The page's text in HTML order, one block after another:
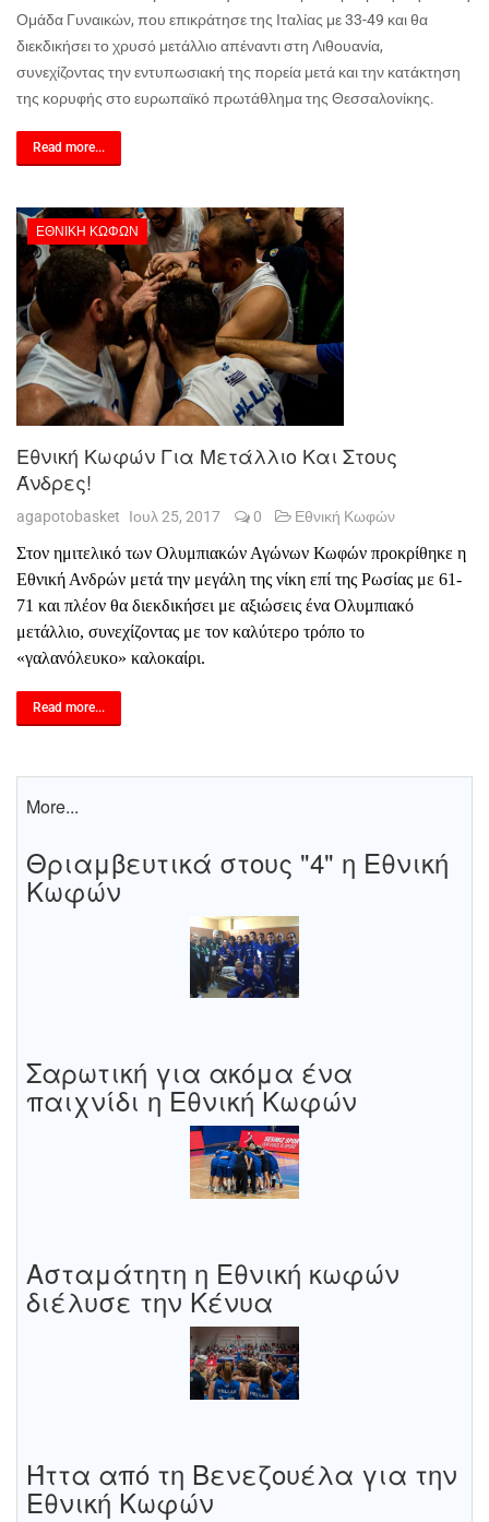
Ομάδα Γυναικών, που επικράτησε της Ιταλίας με 33-49 και θα
διεκδικήσει το χρυσό μετάλλιο απέναντι στη Λιθουανία,
συνεχίζοντας την εντυπωσιακή της πορεία μετά και την κατάκτηση
της κορυφής στο ευρωπαϊκό πρωτάθλημα της Θεσσαλονίκης.
Read more...
ΕΘΝΙΚΉ ΚΩΦΏΝ
Εθνική Κωφών Για Μετάλλιο Και Στους
Άνδρες!
agapotobasket Ιουλ 25, 2017 0 Εθνική Κωφών
Στον ημιτελικό των Ολυμπιακών Αγώνων Κωφών προκρίθηκε η
Εθνική Ανδρών μετά την μεγάλη της νίκη επί της Ρωσίας με 61-
71 και πλέον θα διεκδικήσει με αξιώσεις ένα Ολυμπιακό
μετάλλιο, συνεχίζοντας με τον καλύτερο τρόπο το
«γαλανόλευκο» καλοκαίρι.
Read more...
More...
Θριαμβευτικά στους "4" η Εθνική
Κωφών
Σαρωτική για ακόμα ένα
παιχνίδι η Εθνική Κωφών
Ασταμάτητη η Εθνική κωφών
διέλυσε την Κένυα
Ήττα από τη Βενεζουέλα για την
Εθνική Κωφών